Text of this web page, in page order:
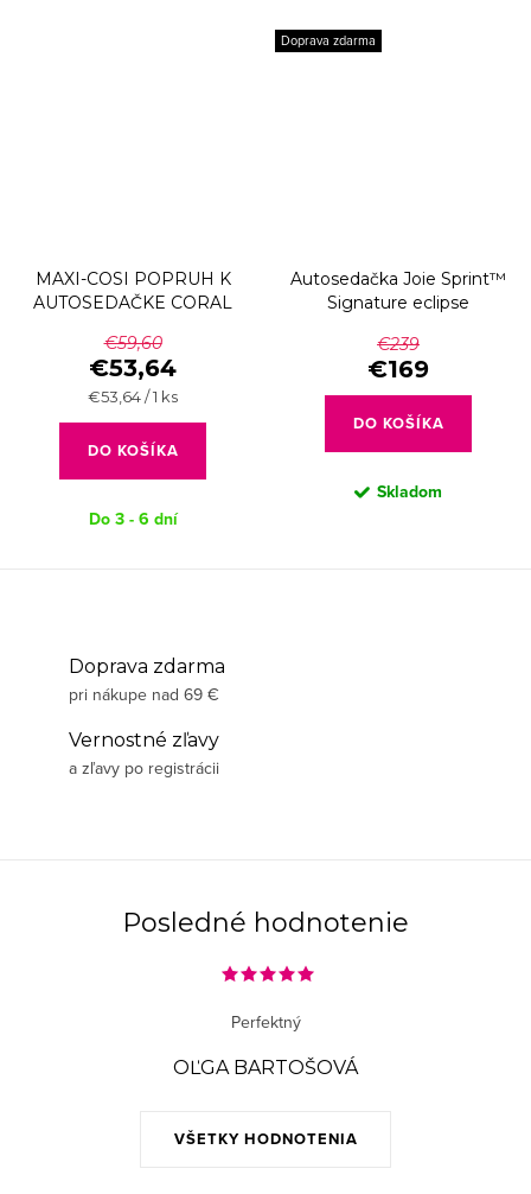
MAXI-COSI POPRUH K
AUTOSEDAČKE CORAL
€59,60
€53,64
Jednotková
cena:
€53,64 / 1 ks
DO KOŠÍKA
Do 3 - 6 dní
Doprava zdarma
Autosedačka Joie Sprint™
Signature eclipse
€239
€169
DO KOŠÍKA
Skladom
Doprava zdarma
pri nákupe nad 69 €
Vernostné zľavy
a zľavy po registrácii
Posledné hodnotenie
VŠETKY HODNOTENIA
Perfektný
OĽGA BARTOŠOVÁ